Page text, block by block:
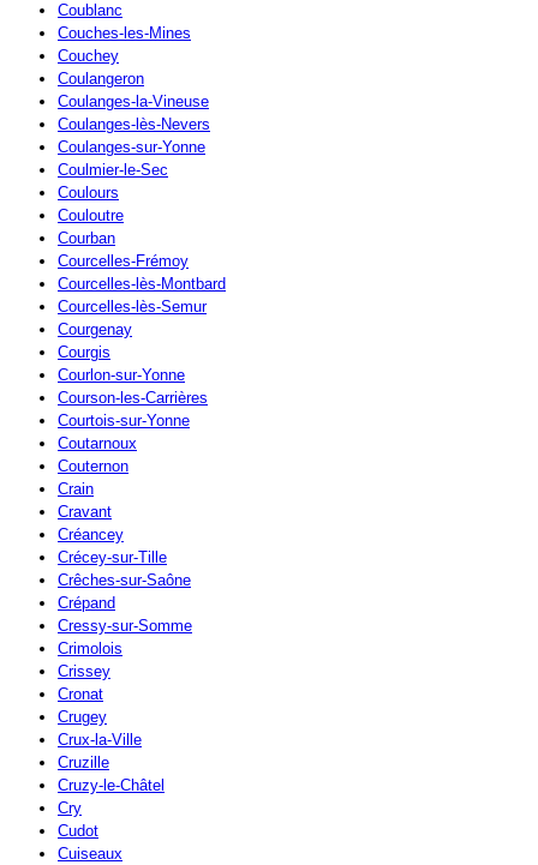
Coublanc
Couches-les-Mines
Couchey
Coulangeron
Coulanges-la-Vineuse
Coulanges-lès-Nevers
Coulanges-sur-Yonne
Coulmier-le-Sec
Coulours
Couloutre
Courban
Courcelles-Frémoy
Courcelles-lès-Montbard
Courcelles-lès-Semur
Courgenay
Courgis
Courlon-sur-Yonne
Courson-les-Carrières
Courtois-sur-Yonne
Coutarnoux
Couternon
Crain
Cravant
Créancey
Crécey-sur-Tille
Crêches-sur-Saône
Crépand
Cressy-sur-Somme
Crimolois
Crissey
Cronat
Crugey
Crux-la-Ville
Cruzille
Cruzy-le-Châtel
Cry
Cudot
Cuiseaux